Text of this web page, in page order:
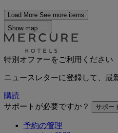
Load More See more items
Show map
特別オファーをご利用ください
ニュースレターに登録して、最
購読
サポートが必要ですか？
サポー
予約の管理